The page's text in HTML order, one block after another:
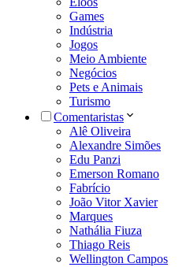
Games
Indústria
Jogos
Meio Ambiente
Negócios
Pets e Animais
Turismo
Comentaristas
Alê Oliveira
Alexandre Simões
Edu Panzi
Emerson Romano
Fabrício
João Vitor Xavier
Marques
Nathália Fiuza
Thiago Reis
Wellington Campos